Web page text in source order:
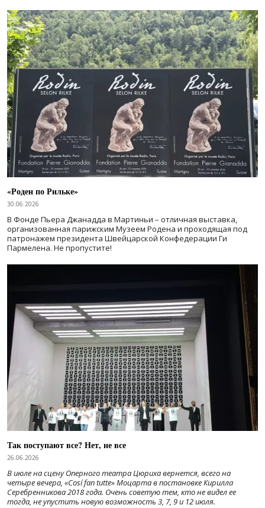
«Роден по Рильке»
30.06.2026
В Фонде Пьера Джанадда в Мартиньи – отличная выставка,
организованная парижским Музеем Родена и проходящая под
патронажем президента Швейцарской Конфедерации Ги
Пармелена. Не пропустите!
Так поступают все? Нет, не все
26.06.2026
В июле на сцену Оперного театра Цюриха вернется, всего на
четыре вечера, «Cosí fan tutte» Моцарта в постановке Кирилла
Серебренникова 2018 года. Очень советую тем, кто не видел ее
тогда, не упустить новую возможность 3, 7, 9 и 12 июля.